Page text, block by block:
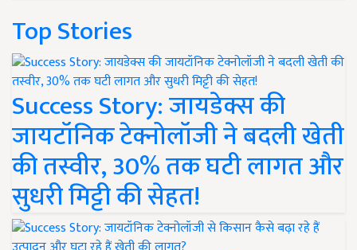
Top Stories
Success Story: जायडेक्स की
जायटॉनिक टेक्नोलॉजी ने बदली खेती
की तस्वीर, 30% तक घटी लागत और
सुधरी मिट्टी की सेहत!